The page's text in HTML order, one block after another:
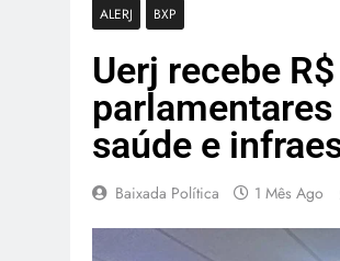
ALERJ BXP
Uerj recebe
saúde e
Baixada Política 1 Mês Ago